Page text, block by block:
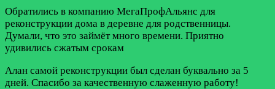
Обратились в компанию МегаПрофАльянс для
реконструкции дома в деревне для родственницы.
Думали, что это займёт много времени. Приятно
удивились сжатым срокам
Алан самой реконструкции был сделан буквально за 5
дней. Спасибо за качественную слаженную работу!